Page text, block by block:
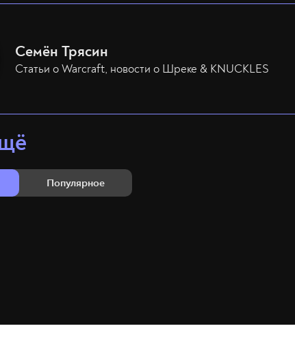
Семён Трясин
Статьи о Warcraft, новости о Шреке & KNUCKLES
Популярное